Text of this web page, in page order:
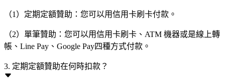
（1）定期定額贊助：您可以用信用卡刷卡付款。
（2）單筆贊助：您可以用信用卡刷卡、ATM 機器或是線上轉
帳、Line Pay、Google Pay四種方式付款。
3. 定期定額贊助在何時扣款？